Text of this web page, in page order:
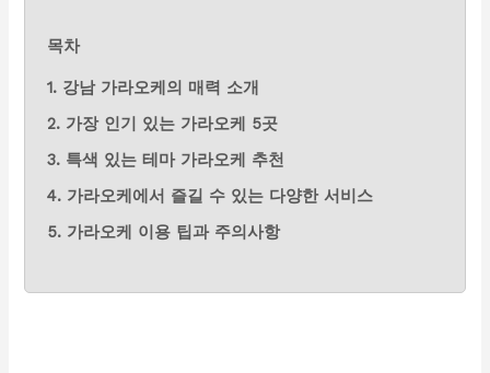
목차
1. 강남 가라오케의 매력 소개
2. 가장 인기 있는 가라오케 5곳
3. 특색 있는 테마 가라오케 추천
4. 가라오케에서 즐길 수 있는 다양한 서비스
5. 가라오케 이용 팁과 주의사항